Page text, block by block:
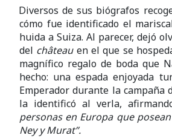
Diversos de sus biógrafos
cómo fue identificado el
huida a Suiza. Al parecer, dejó
del châteauen el que se
magnífico regalo de boda que
hecho: una espada enjoyada
Emperador durante la campaña
la identificó al verla,
personas en Europa que
Ney y Murat”.